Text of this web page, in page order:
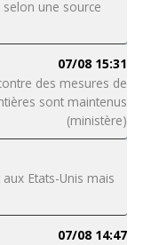
une source
07/08 15:31
des mesures de
sont maintenus
(ministère)
Etats-Unis mais
07/08 14:47